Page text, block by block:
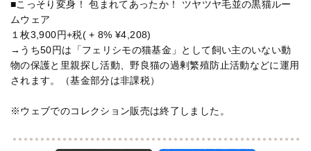
■こっそり変身！ 包まれてあったか！ ツヤツヤ毛並の黒猫ルー
ムウェア
１枚3,900円+税( + 8% ¥4,208)
→うち50円は「フェリシモの猫基金」として飼い主のいない動
物の保護と里親探し活動、野良猫の過剰繁殖防止活動などに運用
されます。（基金部分は非課税）
※ウェブでのコレクション販売は終了しました。